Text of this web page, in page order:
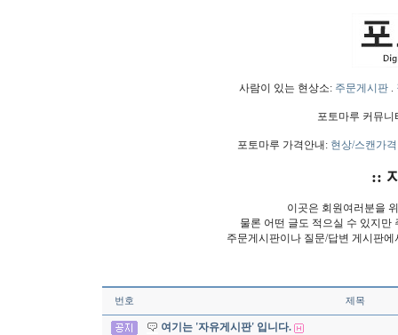
사람이 있는 현상소: 주문게시판.
포토마루 커뮤
포토마루 가격안내: 현상/스캔가격
::
이곳은 회원여러분을
물론 어떤 글도 적으실 수 있지만
주문게시판이나 질문/답변 게시판
번호 제목
여기는 '자유게시판' 입니다.